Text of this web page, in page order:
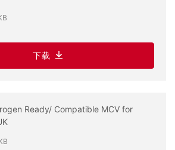
下载
Ready/ Compatible MCV for